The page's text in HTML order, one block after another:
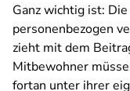
Ganz wichtig ist:
personenbezogen
zieht mit dem
Mitbewohner
fortan unter ihrer